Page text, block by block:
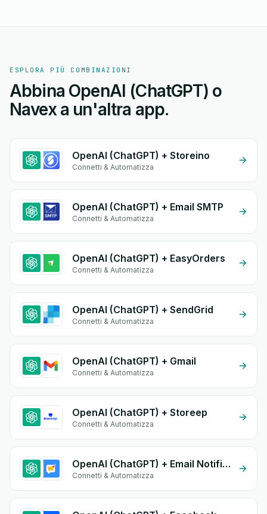
ESPLORA PIÙ COMBINAZIONI
Abbina OpenAI (ChatGPT) o
Navex a un'altra app.
OpenAI (ChatGPT) + Storeino
Connetti & Automatizza
OpenAI (ChatGPT) + Email SMTP
Connetti & Automatizza
OpenAI (ChatGPT) + EasyOrders
Connetti & Automatizza
OpenAI (ChatGPT) + SendGrid
Connetti & Automatizza
OpenAI (ChatGPT) + Gmail
Connetti & Automatizza
OpenAI (ChatGPT) + Storeep
Connetti & Automatizza
OpenAI (ChatGPT) + Email Notifications by eGrow
Connetti & Automatizza